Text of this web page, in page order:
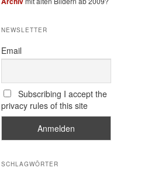
NEWSLETTER
Email
Subscribing I accept the
privacy rules of this site
SCHLAGWÖRTER